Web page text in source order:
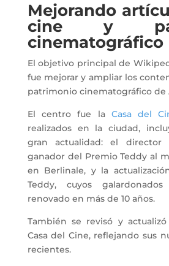
Mejorando
cine y
cinematográfico
El objetivo principal de
fue mejorar y ampliar los
patrimonio cinematográfico de
El centro fue la Casa del
realizados en la ciudad,
gran actualidad: el director
ganador del Premio Teddy al
en Berlinale, y la
Teddy, cuyos
renovado en más de 10 años.
También se revisó y
Casa del Cine, reflejando sus
recientes.